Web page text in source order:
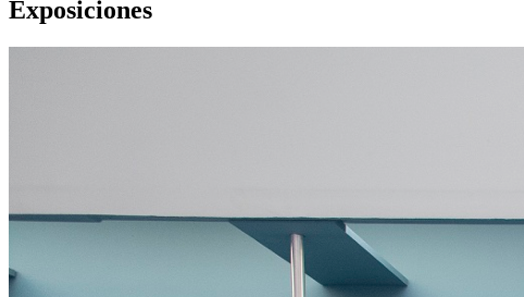
Exposiciones